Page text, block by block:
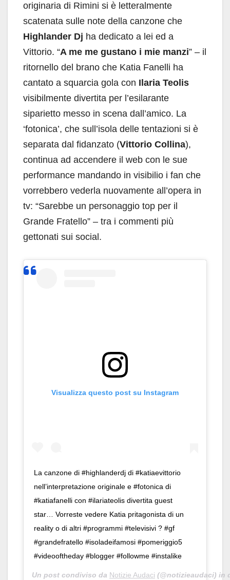
originaria di Rimini si è letteralmente
scatenata sulle note della canzone che
Highlander Dj ha dedicato a lei ed a
Vittorio. “A me me gustano i mie manzi” – il
ritornello del brano che Katia Fanelli ha
cantato a squarcia gola con Ilaria Teolis
visibilmente divertita per l’esilarante
siparietto messo in scena dall’amico. La
‘fotonica’, che sull’isola delle tentazioni si è
separata dal fidanzato (Vittorio Collina),
continua ad accendere il web con le sue
performance mandando in visibilio i fan che
vorrebbero vederla nuovamente all’opera in
tv: “Sarebbe un personaggio top per il
Grande Fratello” – tra i commenti più
gettonati sui social.
Visualizza questo post su Instagram
La canzone di #highlanderdj di #katiaevittorio
nell’interpretazione originale e #fotonica di
#katiafanelli con #ilariateolis divertita guest
star… Vorreste vedere Katia pritagonista di un
reality o di altri #programmi #televisivi ? #gf
#grandefratello #isoladeifamosi #pomeriggio5
#videooftheday #blogger #followme #instalike
Un post condiviso da Notizie Audaci (@notizieaudaci) in